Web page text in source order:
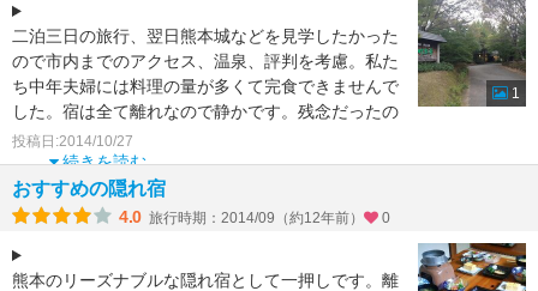
二泊三日の旅行、翌日熊本城などを見学したかった
ので市内までのアクセス、温泉、評判を考慮。私た
ち中年夫婦には料理の量が多くて完食できませんで
した。宿は全て離れなので静かです。残念だったの
は部屋の露天風呂
続きを読む
投稿日:2014/10/27
1
おすすめの隠れ宿
4.0 旅行時期：2014/09（約12年前） 0
熊本のリーズナブルな隠れ宿として一押しです。離